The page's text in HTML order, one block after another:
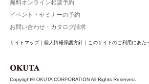
無料オンライン相談予約
イベント・セミナーの予約
お問い合わせ・カタログ請求
サイトマップ｜ 個人情報保護方針 ｜ このサイトのご利用にあた
Copyright© OKUTA CORPORATION All Rights Reserved.